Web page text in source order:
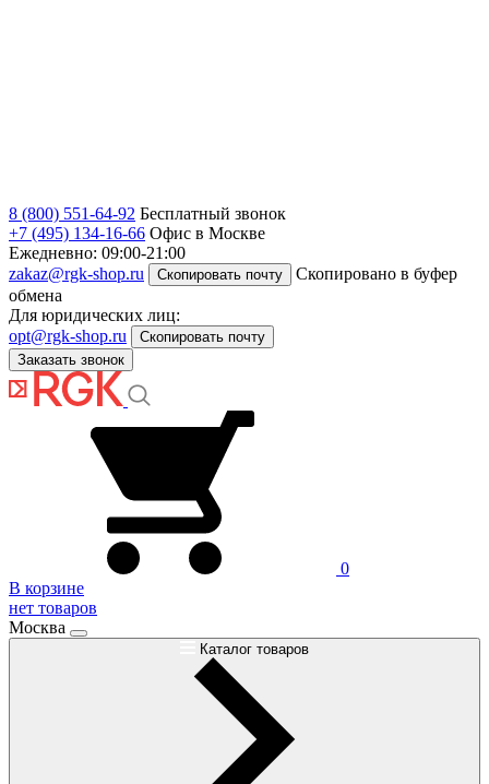
8 (800) 551-64-92 Бесплатный звонок
+7 (495) 134-16-66 Офис в Москве
Ежедневно: 09:00-21:00
zakaz@rgk-shop.ru
Скопировать почту
Скопировано в буфер
обмена
Для юридических лиц:
opt@rgk-shop.ru
Скопировать почту
Заказать звонок
0
В корзине
нет товаров
Москва
Каталог товаров